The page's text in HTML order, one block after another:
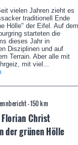
vielen Jahren zieht es
traditionell Ende
Hölle" der Eifel. Auf dem
starteten die
dieses Jahr in
Disziplinen und auf
Terrain. Aber alle mit
mit viel...
- 150 km
Florian Christ
der grünen Hölle